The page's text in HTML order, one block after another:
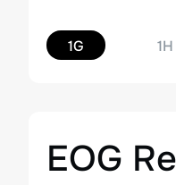
1G 1H
EOG